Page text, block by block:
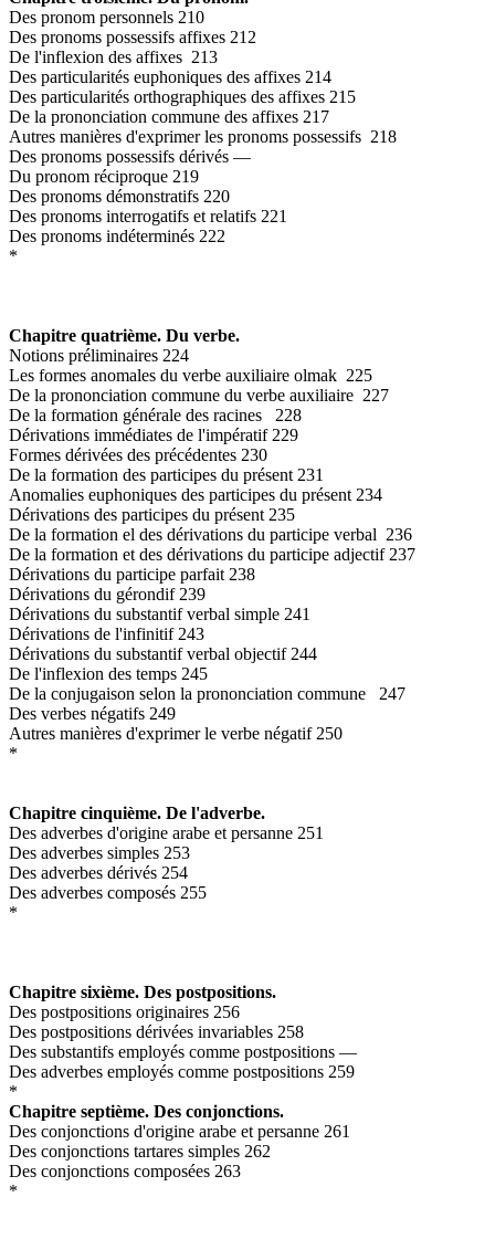
Des pronom personnels 210
Des pronoms possessifs affixes 212
De l'inflexion des affixes 213
Des particularités euphoniques des affixes 214
Des particularités orthographiques des affixes 215
De la prononciation commune des affixes 217
Autres manières d'exprimer les pronoms possessifs 218
Des pronoms possessifs dérivés —
Du pronom réciproque 219
Des pronoms démonstratifs 220
Des pronoms interrogatifs et relatifs 221
Des pronoms indéterminés 222
*
Chapitre quatrième. Du verbe.
Notions préliminaires 224
Les formes anomales du verbe auxiliaire olmak 225
De la prononciation commune du verbe auxiliaire 227
De la formation générale des racines 228
Dérivations immédiates de l'impératif 229
Formes dérivées des précédentes 230
De la formation des participes du présent 231
Anomalies euphoniques des participes du présent 234
Dérivations des participes du présent 235
De la formation el des dérivations du participe verbal 236
De la formation et des dérivations du participe adjectif 237
Dérivations du participe parfait 238
Dérivations du gérondif 239
Dérivations du substantif verbal simple 241
Dérivations de l'infinitif 243
Dérivations du substantif verbal objectif 244
De l'inflexion des temps 245
De la conjugaison selon la prononciation commune 247
Des verbes négatifs 249
Autres manières d'exprimer le verbe négatif 250
*
Chapitre cinquième. De l'adverbe.
Des adverbes d'origine arabe et persanne 251
Des adverbes simples 253
Des adverbes dérivés 254
Des adverbes composés 255
*
Chapitre sixième. Des postpositions.
Des postpositions originaires 256
Des postpositions dérivées invariables 258
Des substantifs employés comme postpositions —
Des adverbes employés comme postpositions 259
*
Chapitre septième. Des conjonctions.
Des conjonctions d'origine arabe et persanne 261
Des conjonctions tartares simples 262
Des conjonctions composées 263
*